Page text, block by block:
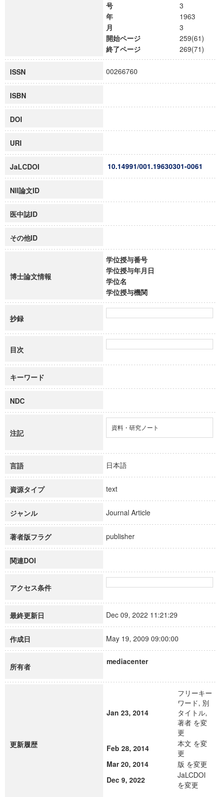
号
3
年
1963
月
3
開始ページ
259(61)
終了ページ
269(71)
ISSN 00266760
ISBN
DOI
URI
JaLCDOI 10.14991/001.19630301-0061
NII論文ID
医中誌ID
その他ID
博士論文情報
学位授与番号
学位授与年月日
学位名
学位授与機関
抄録
目次
キーワード
NDC
注記
資料・研究ノート
言語 日本語
資源タイプ text
ジャンル Journal Article
著者版フラグ publisher
関連DOI
アクセス条件
最終更新日 Dec 09, 2022 11:21:29
作成日 May 19, 2009 09:00:00
所有者
mediacenter
更新履歴
Jan 23, 2014
フリーキー
ワード, 別
タイトル,
著者 を変
更
Feb 28, 2014
本文 を変
更
Mar 20, 2014
版 を変更
Dec 9, 2022
JaLCDOI
を変更